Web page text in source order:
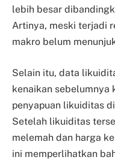
lebih besar
Artinya, meski terjadi
makro belum
Selain itu, data
kenaikan sebelumnya
penyapuan likuiditas
Setelah likuiditas
melemah dan harga
ini memperlihatkan